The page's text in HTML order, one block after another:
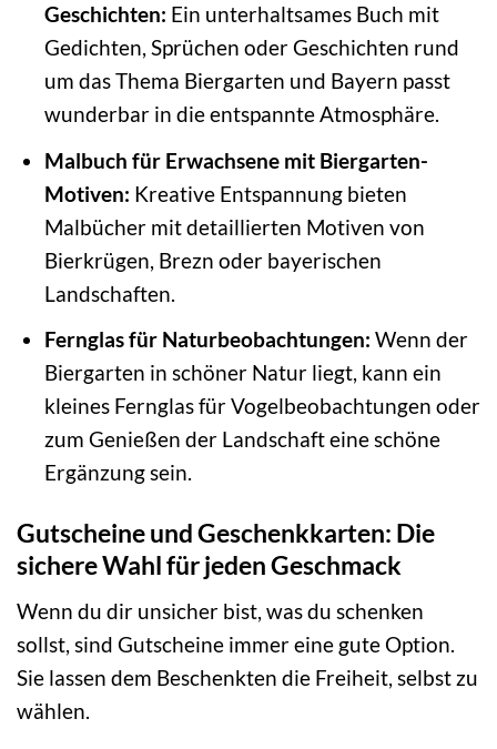
Geschichten: Ein unterhaltsames Buch mit
Gedichten, Sprüchen oder Geschichten rund
um das Thema Biergarten und Bayern passt
wunderbar in die entspannte Atmosphäre.
Malbuch für Erwachsene mit Biergarten-
Motiven: Kreative Entspannung bieten
Malbücher mit detaillierten Motiven von
Bierkrügen, Brezn oder bayerischen
Landschaften.
Fernglas für Naturbeobachtungen: Wenn der
Biergarten in schöner Natur liegt, kann ein
kleines Fernglas für Vogelbeobachtungen oder
zum Genießen der Landschaft eine schöne
Ergänzung sein.
Gutscheine und Geschenkkarten: Die
sichere Wahl für jeden Geschmack
Wenn du dir unsicher bist, was du schenken
sollst, sind Gutscheine immer eine gute Option.
Sie lassen dem Beschenkten die Freiheit, selbst zu
wählen.